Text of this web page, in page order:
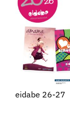
eidabe 26-27